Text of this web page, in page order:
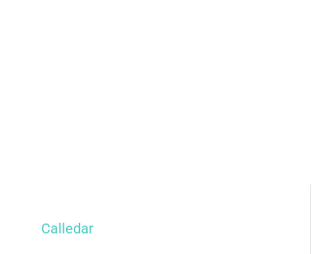
Calledar